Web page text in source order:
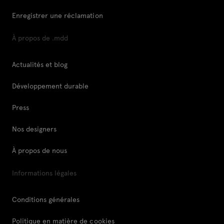
Enregistrer une réclamation
À propos de .mdd
Actualités et blog
Développement durable
Press
Nos designers
À propos de nous
Informations légales
Conditions générales
Politique en matière de cookies